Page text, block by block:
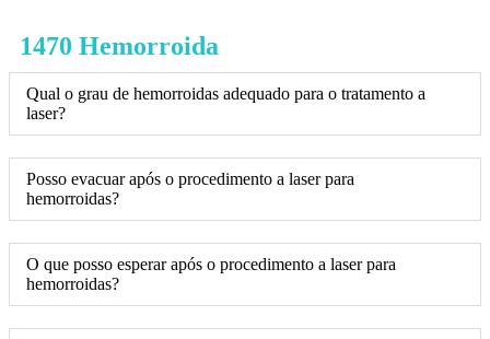
1470 Hemorroida
Qual o grau de hemorroidas adequado para o tratamento a
laser?
Posso evacuar após o procedimento a laser para
hemorroidas?
O que posso esperar após o procedimento a laser para
hemorroidas?